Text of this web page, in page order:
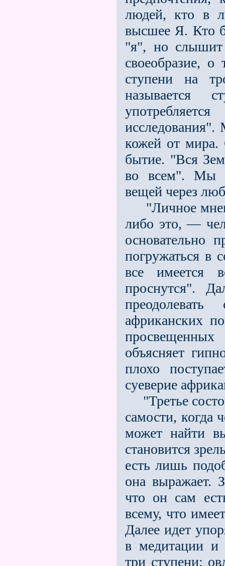
людей, кто в
высшее Я. Кто
"я", но слышит
своеобразие,
ступени на
называется
кожей от мира.
бытие. "Вся
во всем". Мы
вещей через
"Личное
либо это, —
основательно
погружаться в
все имеется
проснутся".
африканских
объясняет
плохо
суеверие
"Третье
самости, когда
может найти
становится
есть лишь
она выражает.
что он сам
всему, что
Далее идет
в медитации и
три ступени: